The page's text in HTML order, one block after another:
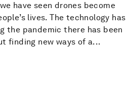
have seen drones become
lives. The technology has
the pandemic there has been
finding new ways of a...